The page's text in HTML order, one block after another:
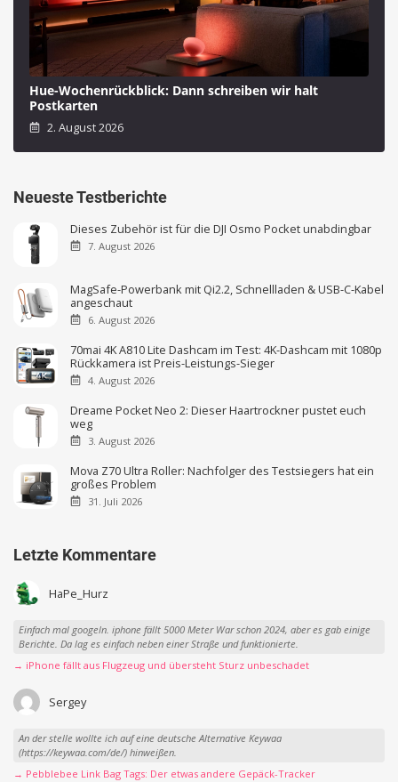
Hue-Wochenrückblick: Dann schreiben wir halt
Postkarten
2. August 2026
Neueste Testberichte
Dieses Zubehör ist für die DJI Osmo Pocket unabdingbar
7. August 2026
MagSafe-Powerbank mit Qi2.2, Schnellladen & USB-C-Kabel
angeschaut
6. August 2026
70mai 4K A810 Lite Dashcam im Test: 4K-Dashcam mit 1080p
Rückkamera ist Preis-Leistungs-Sieger
4. August 2026
Dreame Pocket Neo 2: Dieser Haartrockner pustet euch
weg
3. August 2026
Mova Z70 Ultra Roller: Nachfolger des Testsiegers hat ein
großes Problem
31. Juli 2026
Letzte Kommentare
HaPe_Hurz
Einfach mal googeln. iphone fällt 5000 Meter War schon 2024, aber es gab einige
Berichte. Da lag es einfach neben einer Straße und funktionierte.
→ iPhone fällt aus Flugzeug und übersteht Sturz unbeschadet
Sergey
An der stelle wollte ich auf eine deutsche Alternative Keywaa
(https://keywaa.com/de/) hinweißen.
→ Pebblebee Link Bag Tags: Der etwas andere Gepäck-Tracker